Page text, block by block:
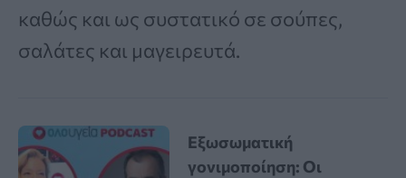
καθώς και ως συστατικό σε σούπες,
σαλάτες και μαγειρευτά.
Εξωσωματική
γονιμοποίηση: Οι